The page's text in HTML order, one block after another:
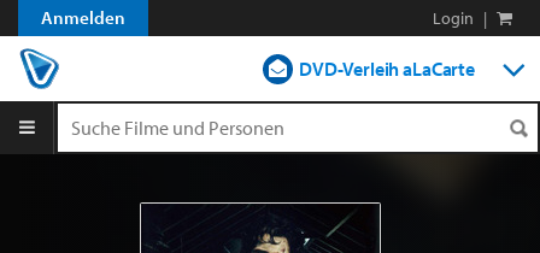
Anmelden Login |
DVD-Verleih aLaCarte
Shop